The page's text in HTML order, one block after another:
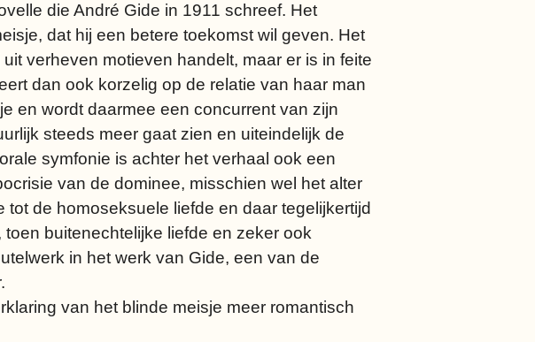
die André Gide in 1911 schreef. Het
dat hij een betere toekomst wil geven. Het
verheven motieven handelt, maar er is in feite
dan ook korzelig op de relatie van haar man
en wordt daarmee een concurrent van zijn
steeds meer gaat zien en uiteindelijk de
symfonie is achter het verhaal ook een
van de dominee, misschien wel het alter
de homoseksuele liefde en daar tegelijkertijd
buitenechtelijke liefde en zeker ook
in het werk van Gide, een van de
van het blinde meisje meer romantisch